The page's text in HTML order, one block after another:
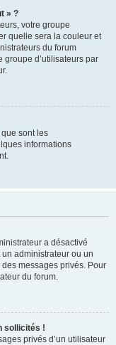
» ?
votre groupe
quelle sera la couleur et
du forum
groupe d’utilisateurs par
sont les
informations
a désactivé
administrateur ou un
messages privés. Pour
du forum.
sollicités !
privés d’un utilisateur